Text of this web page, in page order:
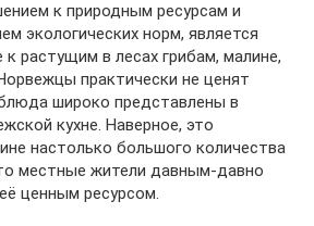
к природным ресурсам и
экологических норм, является
к растущим в лесах грибам, малине,
практически не ценят
широко представлены в
кухне. Наверное, это
настолько большого количества
местные жители давным-давно
ценным ресурсом.